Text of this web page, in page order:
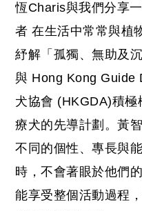
恆Charis與我們分享
者 在生活中常常與植
紓解「孤獨、無助及
與 Hong Kong Guide
犬協會 (HKGDA)積極
療犬的先導計劃。黃
不同的個性、專長與
時，不會著眼於他們
能享受整個活動過程